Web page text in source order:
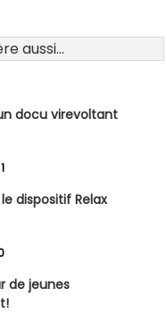
aussi...
docu virevoltant
1
dispositif Relax
de jeunes